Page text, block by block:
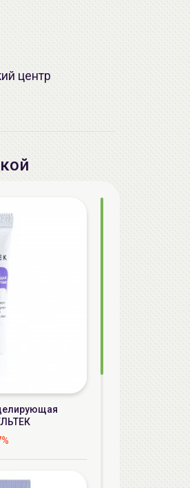
центр